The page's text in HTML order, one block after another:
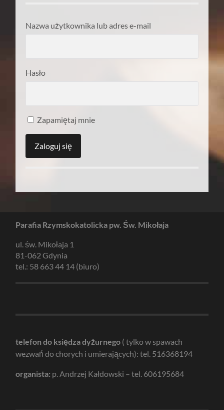
Nazwa użytkownika lub adres e-mail
Hasło
Zapamiętaj mnie
Parafia Rzymskokatolicka pw. Św. Mikołaja
ul. św. Mikołaja 1
81-062 Gdynia
tel.: 58 663 44 14 (biuro)
telefon do księdza dyżurnego ( tylko w spawach
wezwań do chorych i umierających): tel. 516368194
organista: p. Andrzej Kałdowski – tel. 606195684